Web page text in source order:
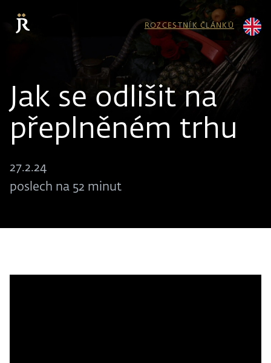
ROZCESTNÍK ČLÁNKŮ
Jak se odlišit na
přeplněném trhu
27.2.24
poslech na 52 minut